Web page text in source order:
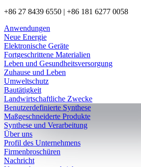
+86 27 8439 6550 | +86 181 6277 0058
Anwendungen
Neue Energie
Elektronische Geräte
Fortgeschrittene Materialien
Leben und Gesundheitsversorgung
Zuhause und Leben
Umweltschutz
Bautätigkeit
Landwirtschaftliche Zwecke
Benutzerdefinierte Synthese
Maßgeschneiderte Produkte
Synthese und Verarbeitung
Über uns
Profil des Unternehmens
Firmenbroschüren
Nachricht